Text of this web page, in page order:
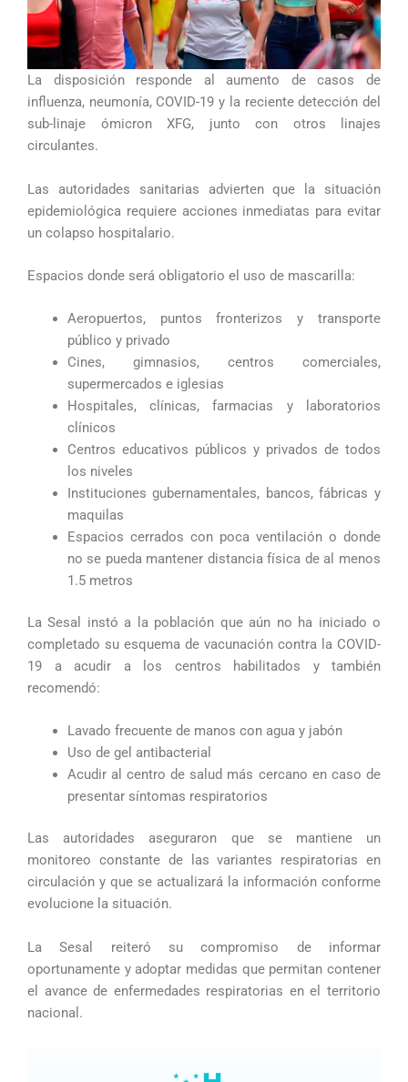
La disposición responde al aumento de casos de
influenza, neumonía, COVID-19 y la reciente detección del
sub-linaje ómicron XFG, junto con otros linajes
circulantes.
Las autoridades sanitarias advierten que la situación
epidemiológica requiere acciones inmediatas para evitar
un colapso hospitalario.
Espacios donde será obligatorio el uso de mascarilla:
Aeropuertos, puntos fronterizos y transporte
público y privado
Cines, gimnasios, centros comerciales,
supermercados e iglesias
Hospitales, clínicas, farmacias y laboratorios
clínicos
Centros educativos públicos y privados de todos
los niveles
Instituciones gubernamentales, bancos, fábricas y
maquilas
Espacios cerrados con poca ventilación o donde
no se pueda mantener distancia física de al menos
1.5 metros
La Sesal instó a la población que aún no ha iniciado o
completado su esquema de vacunación contra la COVID-
19 a acudir a los centros habilitados y también
recomendó:
Lavado frecuente de manos con agua y jabón
Uso de gel antibacterial
Acudir al centro de salud más cercano en caso de
presentar síntomas respiratorios
Las autoridades aseguraron que se mantiene un
monitoreo constante de las variantes respiratorias en
circulación y que se actualizará la información conforme
evolucione la situación.
La Sesal reiteró su compromiso de informar
oportunamente y adoptar medidas que permitan contener
el avance de enfermedades respiratorias en el territorio
nacional.